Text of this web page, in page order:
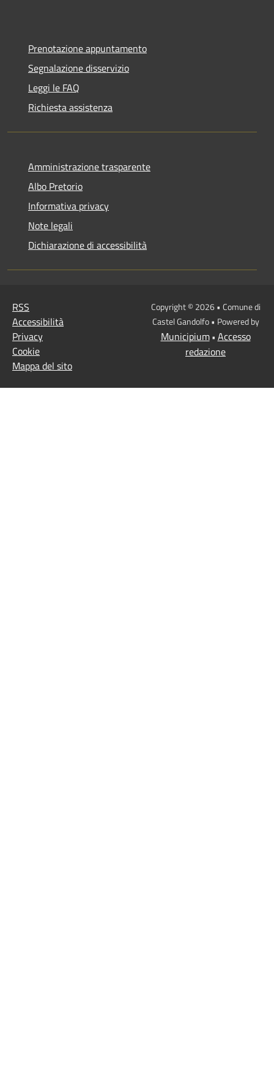
Prenotazione appuntamento
Segnalazione disservizio
Leggi le FAQ
Richiesta assistenza
Amministrazione trasparente
Albo Pretorio
Informativa privacy
Note legali
Dichiarazione di accessibilità
RSS
Accessibilità
Privacy
Cookie
Mappa del sito
Copyright © 2026 • Comune di
Castel Gandolfo • Powered by
Municipium• Accesso
redazione